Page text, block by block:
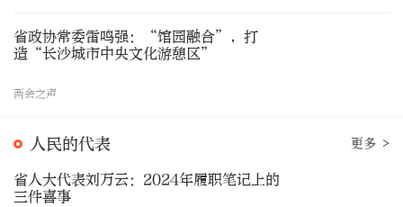
省政协常委雷鸣强：“馆园融合”，打
造“长沙城市中央文化游憩区”
两会之声
人民的代表 更多 >
省人大代表刘万云：2024年履职笔记上的
三件喜事